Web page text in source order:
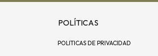
POLÍTICAS
POLITICAS DE PRIVACIDAD